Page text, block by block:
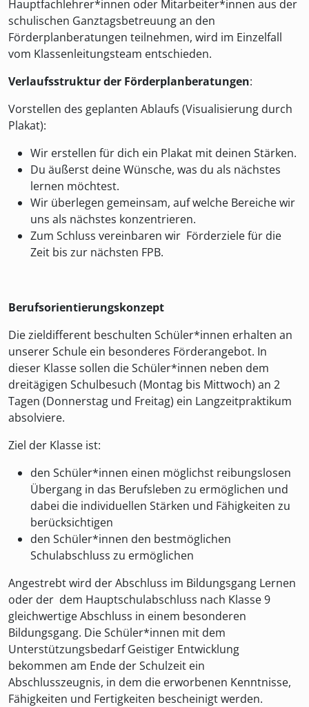
Hauptfachlehrer*innen oder Mitarbeiter*innen aus der
schulischen Ganztagsbetreuung an den
Förderplanberatungen teilnehmen, wird im Einzelfall
vom Klassenleitungsteam entschieden.
Verlaufsstruktur der Förderplanberatungen:
Vorstellen des geplanten Ablaufs (Visualisierung durch
Plakat):
Wir erstellen für dich ein Plakat mit deinen Stärken.
Du äußerst deine Wünsche, was du als nächstes
lernen möchtest.
Wir überlegen gemeinsam, auf welche Bereiche wir
uns als nächstes konzentrieren.
Zum Schluss vereinbaren wir Förderziele für die
Zeit bis zur nächsten FPB.
Berufsorientierungskonzept
Die zieldifferent beschulten Schüler*innen erhalten an
unserer Schule ein besonderes Förderangebot. In
dieser Klasse sollen die Schüler*innen neben dem
dreitägigen Schulbesuch (Montag bis Mittwoch) an 2
Tagen (Donnerstag und Freitag) ein Langzeitpraktikum
absolviere.
Ziel der Klasse ist:
den Schüler*innen einen möglichst reibungslosen
Übergang in das Berufsleben zu ermöglichen und
dabei die individuellen Stärken und Fähigkeiten zu
berücksichtigen
den Schüler*innen den bestmöglichen
Schulabschluss zu ermöglichen
Angestrebt wird der Abschluss im Bildungsgang Lernen
oder der dem Hauptschulabschluss nach Klasse 9
gleichwertige Abschluss in einem besonderen
Bildungsgang. Die Schüler*innen mit dem
Unterstützungsbedarf Geistiger Entwicklung
bekommen am Ende der Schulzeit ein
Abschlusszeugnis, in dem die erworbenen Kenntnisse,
Fähigkeiten und Fertigkeiten bescheinigt werden.